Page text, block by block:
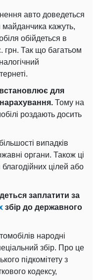
авто доведеться
майданчика кажуть,
обійдеться в
грн. Так що багатьом
для
Тому на
роздають досить
випадків
органи. Також ці
цілей або
заплатити за
збір до державного
народні
збір. Про це
підкомітету з
кодексу,